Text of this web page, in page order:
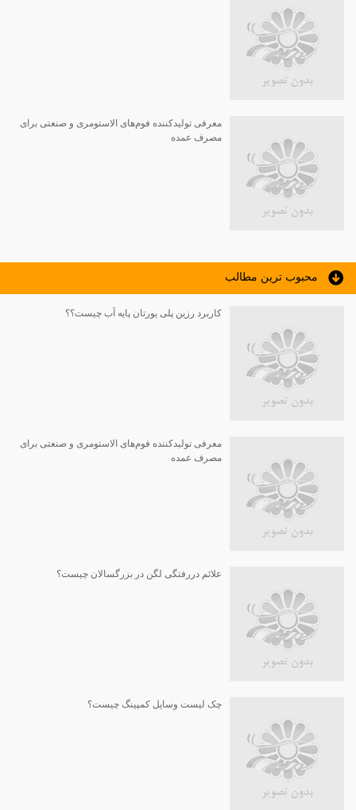
معرفی تولیدکننده فوم‌های الاستومری و صنعتی برای
مصرف عمده
محبوب ترين مطالب
کاربرد رزین پلی یورتان پایه آب چیست؟؟
معرفی تولیدکننده فوم‌های الاستومری و صنعتی برای
مصرف عمده
علائم دررفتگی لگن در بزرگسالان چیست؟
چک لیست وسایل کمپینگ چیست؟